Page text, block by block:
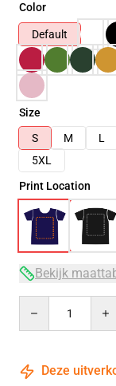
Color
Default
Size
S
M L
5XL
Print Location
Bekijk
Deze